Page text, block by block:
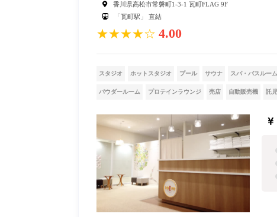
香川県高松市常磐町1-3-1 瓦町FLAG 9F
「瓦町駅」 直結
★★★★☆ 4.00
スタジオ ホットスタジオ プール サウナ スパ・バスルーム
パウダールーム プロテインラウンジ 売店 自動販売機 託